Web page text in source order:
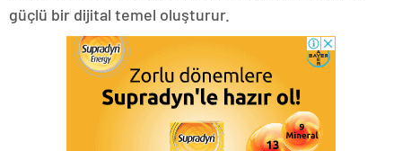
güçlü bir dijital temel oluşturur.